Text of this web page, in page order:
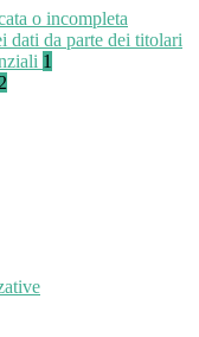
o incompleta
dati da parte dei titolari
1
2